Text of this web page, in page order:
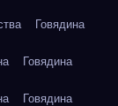
Говядина
Говядина
Говядина